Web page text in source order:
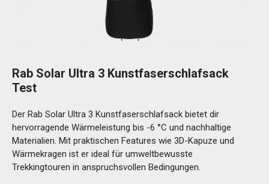
Rab Solar Ultra 3 Kunstfaserschlafsack
Test
Der Rab Solar Ultra 3 Kunstfaserschlafsack bietet dir
hervorragende Wärmeleistung bis -6 °C und nachhaltige
Materialien. Mit praktischen Features wie 3D-Kapuze und
Wärmekragen ist er ideal für umweltbewusste
Trekkingtouren in anspruchsvollen Bedingungen.